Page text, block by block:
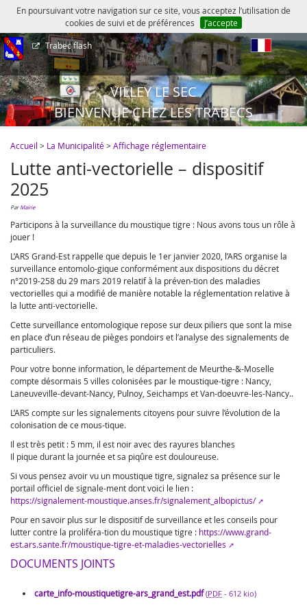
En poursuivant votre navigation sur ce site, vous acceptez l’utilisation de
cookies de suivi et de préférences
J’accepte
Trabec flash
VILLEY LE SEC
BIENVENUE CHEZ LES TRABECS
Accueil > La Municipalité>Affichage réglementaire
Lutte anti-vectorielle – dispositif
2025
parMairie
Participons à la surveillance du moustique tigre : Nous avons tous un rôle à
jouer !
L’ARS Grand-Est rappelle que depuis le 1er janvier 2020, l’ARS organise la
surveillance entomolo-gique conformément aux dispositions du décret
n°2019-258 du 29 mars 2019 relatif à la préven-tion des maladies
vectorielles qui a modifié de manière notable la réglementation relative à
la lutte anti-vectorielle.
Cette surveillance entomologique repose sur deux piliers que sont la mise
en place d’un réseau de pièges pondoirs et l’analyse des signalements de
particuliers.
Pour votre bonne information, le département de Meurthe-&-Moselle
compte désormais 5 villes colonisées par le moustique-tigre : Nancy,
Laneuveville-devant-Nancy, Pulnoy, Seichamps et Van-doeuvre-les-Nancy..
L’ARS compte sur les signalements citoyens pour suivre l’évolution de la
colonisation de ce mous-tique.
Il est très petit : 5 mm, il est noir avec des rayures blanches
Il pique durant la journée et sa piqûre est douloureuse.
Si vous pensez avoir vu un moustique tigre, signalez sa présence sur le
portail officiel de signale-ment dont voici le lien :
https://signalement-moustique.anses.fr/signalement_albopictus/
Pour en savoir plus sur le dispositif de surveillance et les conseils pour
lutter contre la proliféra-tion du moustique tigre : https://www.grand-
est.ars.sante.fr/moustique-tigre-et-maladies-vectorielles
DOCUMENTS JOINTS
carte_info-moustiquetigre-ars_grand_est.pdf (PDF - 612 kio)